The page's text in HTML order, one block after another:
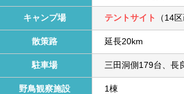
キャンプ場 テントサイト （14
散策路 延長20km
駐車場 三田洞側179台、長
野鳥観察施設 1棟